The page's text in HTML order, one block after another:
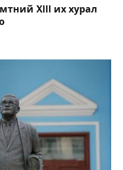
XIII их хурал